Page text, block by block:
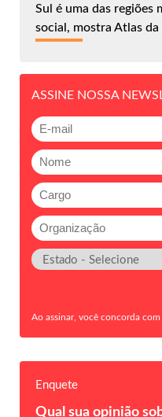
Sul é uma das regiões
social, mostra Atlas da
ASSINE NOSSA
Ao assinar, você concorda com
Enquete
Qual sua opinião